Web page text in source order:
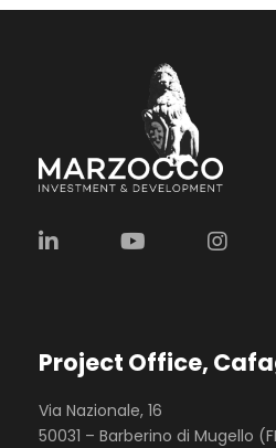
Project Office,
Via Nazionale, 16
50031 – Barberino di Mugello